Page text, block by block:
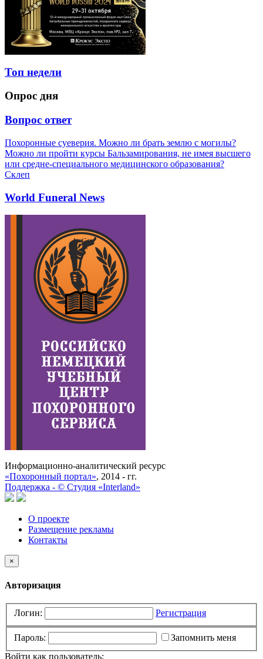
Топ недели
Опрос дня
Вопрос ответ
Похоронные суеверия. Можно ли брать землю с могилы?
Можно ли пройти курсы Бальзамирования, не имея высшего
или средне-специального медицинского образования?
Склеп
World Funeral News
Информационно-аналитический ресурс
«Похоронный портал», 2014 - гг.
Поддержка - © Cтудия «Interland»
О проекте
Размещение рекламы
Контакты
×
Авторизация
Логин: Регистрация
Пароль:
Запомнить меня
Войти как пользователь: